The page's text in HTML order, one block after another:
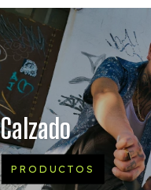
Calzado
PRODUCTOS